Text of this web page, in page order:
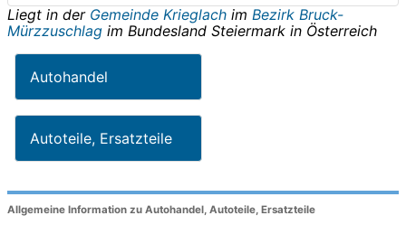
Liegt in der Gemeinde Krieglach im Bezirk Bruck-
Mürzzuschlag im Bundesland Steiermark in Österreich
Autohandel
Autoteile, Ersatzteile
Allgemeine Information zu Autohandel, Autoteile, Ersatzteile